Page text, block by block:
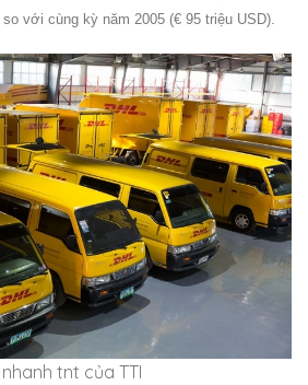
với cùng kỳ năm 2005 (€ 95 triệu USD).
tnt của TTI